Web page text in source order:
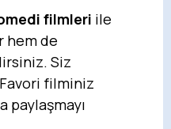
filmleri ile
hem de
Siz
filminiz
paylaşmayı